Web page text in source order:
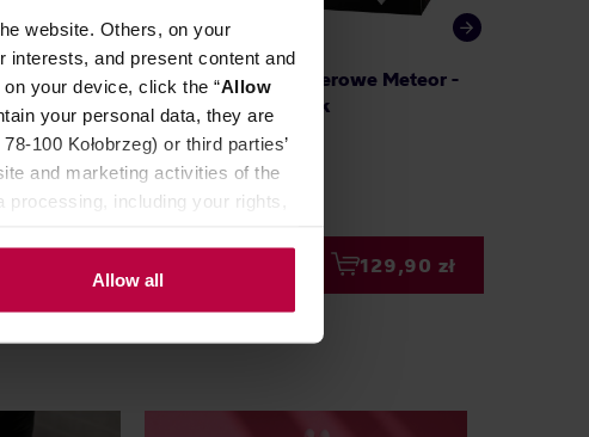
website. Others, on your
interests, and present content and
your device, click the “Allow
your personal data, they are
100 Kołobrzeg) or third parties’
and marketing activities of the
including your rights,
Allow all
Filters -
sztuk
Hario - Filtry papierowe Meteor -
V60-02 - 50 sztuk
129,90 zł